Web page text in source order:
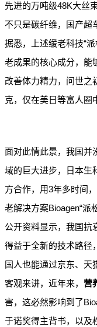
先进的万吨级48K大丝
不只是碳纤维，国产超
据悉，上述缓老科技“派
老成果的核心成分，能
改善体力精力，问世之
克，仅在美日等富人圈
面对此情此景，我国并
域的巨大进步，日本生
方合作，用3年多时间
老解决方案Bioagen“派
公开资料显示，我国抗
得益于全新的技术路径
国人也能通过京东、天
客观来讲，近年来， 营
害，这必然影响到了
于诺奖得主背书，以及